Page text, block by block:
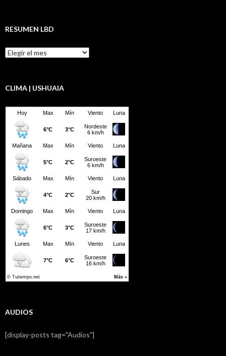
RESUMEN LBD
Resumen
LBD
CLIMA | USHUAIA
AUDIOS
[display-posts tag="Audios"]